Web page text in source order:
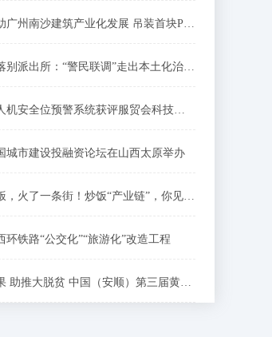
中建四局助广州南沙建筑产业化发展 吊装首块PC构件
贵州六枝落别派出所：“警民联调”走出本土化治理模式
北斗定位人机安全位预警系统获评服贸会科技创新示范案例
城市建设投融资论坛在山西太原举办
一碗蛋炒饭，火了一条街！炒饭“产业链”，你见过吗？
环铁路“公交化”“旅游化”改造工程
一颗小黄果 助推大脱贫 中国（安顺）第三届黄果节开幕